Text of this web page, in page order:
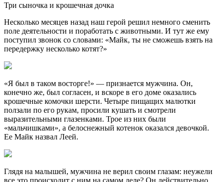
Три сыночка и крошечная дочка
Несколько месяцев назад наш герой решил немного сменить
поле деятельности и поработать с животными. И тут же ему
поступил звонок со словами: «Майк, ты не сможешь взять на
передержку несколько котят?»
«Я был в таком восторге!» — признается мужчина. Он,
конечно же, был согласен, и вскоре в его доме оказались
крошечные комочки шерсти. Четыре пищащих малютки
ползали по его рукам, просили кушать и смотрели
выразительными глазенками. Трое из них были
«мальчишками», а белоснежный котенок оказался девочкой.
Ее Майк назвал Леей.
Глядя на малышей, мужчина не верил своим глазам: неужели
все это происходит с ним на самом деле? Он действительно